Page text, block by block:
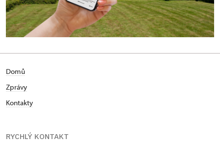
Domů
Zprávy
Kontakty
RYCHLÝ KONTAKT